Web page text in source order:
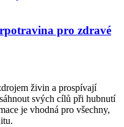
pro zdravé
živin a prospívají
svých cílů při hubnutí
je vhodná pro všechny,